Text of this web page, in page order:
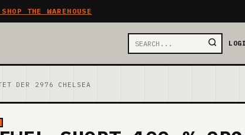
THE WAREHOUSE
DER 2976 CHELSEA